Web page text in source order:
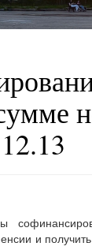
и